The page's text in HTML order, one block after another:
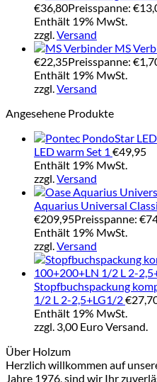
€36,80Preisspanne:
Enthält 19% MwSt.
zzgl.Versand
MS
€22,35Preisspanne:
Enthält 19% MwSt.
zzgl.Versand
Angesehene Produkte
LED warm Set 1 €49,95
Enthält 19% MwSt.
zzgl.Versand
Aquarius Universal
€209,95Preisspanne:
Enthält 19% MwSt.
zzgl.Versand
Stopfbuchspackung
1/2 L 2-2,5+LG1/2€
Enthält 19% MwSt.
zzgl. 3,00 Euro Versand.
Über Holzum
Herzlich willkommen auf
Jahre 1976, sind wir Ihr